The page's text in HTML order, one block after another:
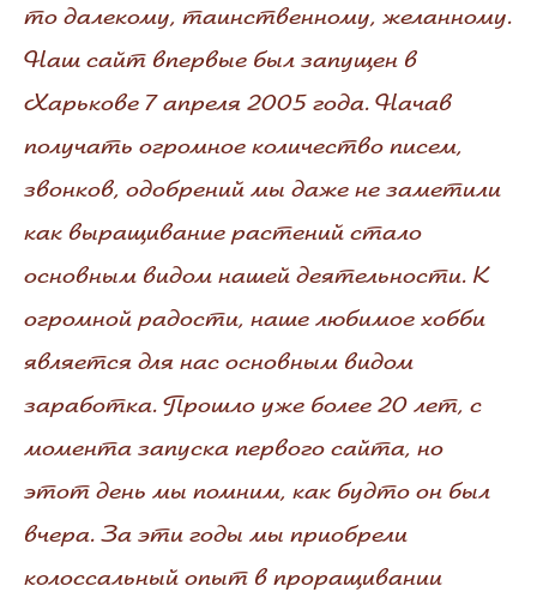
то далекому, таинственному, желанному.
Наш сайт впервые был запущен в
Харькове 7 апреля 2005 года. Начав
получать огромное количество писем,
звонков, одобрений мы даже не заметили
как выращивание растений стало
основным видом нашей деятельности. К
огромной радости, наше любимое хобби
является для нас основным видом
заработка. Прошло уже более 20 лет, с
момента запуска первого сайта, но
этот день мы помним, как будто он был
вчера. За эти годы мы приобрели
колоссальный опыт в проращивании